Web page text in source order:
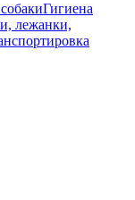
Гигиена
лежанки,